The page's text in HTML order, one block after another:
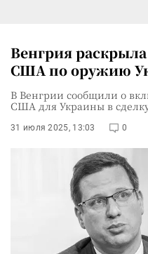
Венгрия
США по оружию
В Венгрии сообщили о
США для Украины в
31 июля 2025, 13:03 0